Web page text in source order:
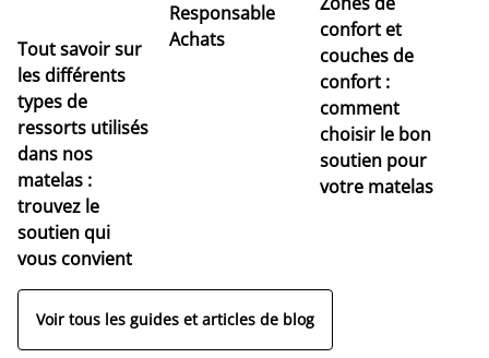
Tout savoir sur
les différents
types de
ressorts utilisés
dans nos
matelas :
trouvez le
soutien qui
vous convient
Responsable
Achats
confort et
couches de
confort :
comment
choisir le bon
soutien pour
votre matelas
Voir tous les guides et articles de blog